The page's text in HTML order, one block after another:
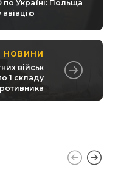
Україні: Польща
НОВИНИ
військ
1 складу